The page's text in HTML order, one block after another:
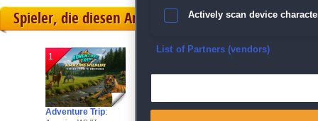
Spieler, die diesen Artikel gekauft haben, spielten
1
Adventure Trip: Jixo 5:
Sea Life Explorer
Actively scan device
Ensure security, prevent
List of Partners (vendors)